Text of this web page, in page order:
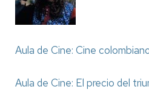
Aula de Cine: Cine
Aula de Cine: El precio del